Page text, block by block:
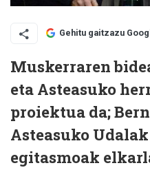
Gehitu gaitzazu
Muskerraren
eta Asteasuko
proiektua da;
Asteasuko
egitasmoak